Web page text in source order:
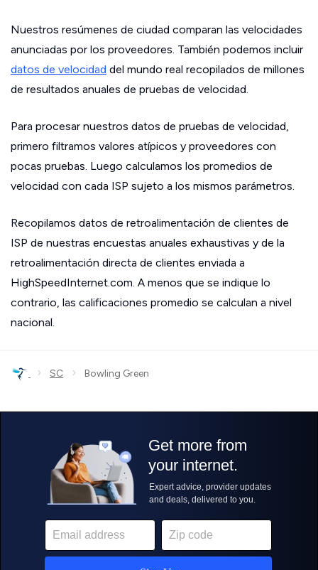
Nuestros resúmenes de ciudad comparan las velocidades
anunciadas por los proveedores. También podemos incluir
datos de velocidad del mundo real recopilados de millones
de resultados anuales de pruebas de velocidad.
Para procesar nuestros datos de pruebas de velocidad,
primero filtramos valores atípicos y proveedores con
pocas pruebas. Luego calculamos los promedios de
velocidad con cada ISP sujeto a los mismos parámetros.
Recopilamos datos de retroalimentación de clientes de
ISP de nuestras encuestas anuales exhaustivas y de la
retroalimentación directa de clientes enviada a
HighSpeedInternet.com. A menos que se indique lo
contrario, las calificaciones promedio se calculan a nivel
nacional.
› SC › Bowling Green